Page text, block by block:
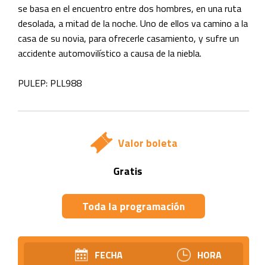
se basa en el encuentro entre dos hombres, en una ruta
desolada, a mitad de la noche. Uno de ellos va camino a la
casa de su novia, para ofrecerle casamiento, y sufre un
accidente automovilístico a causa de la niebla.
PULEP: PLL988
Valor boleta
Gratis
Toda la programación
FECHA HORA